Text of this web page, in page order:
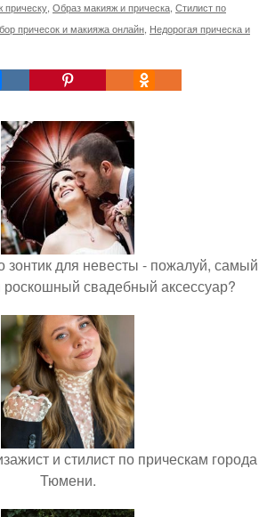
прическу Образ макияж и прическа Стилист по
причесок и макияжа онлайн Недорогая прическа и
зонтик для невесты - пожалуй, самый
свадебный аксессуар?
и стилист по прическам города
Тюмени.